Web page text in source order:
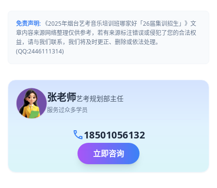
免责声明: 《2025年烟台艺考音乐培训班哪家好「26届集训招生」》文
章内容来源网络整理仅供参考，若有来源标注错误或侵犯了您的合法权
益，请与我们联系，我们将及时更正、删除或依法处理。
(QQ:2446111314)
张老师艺考规划部主任
服务过众多学员
call18501056132
立即咨询